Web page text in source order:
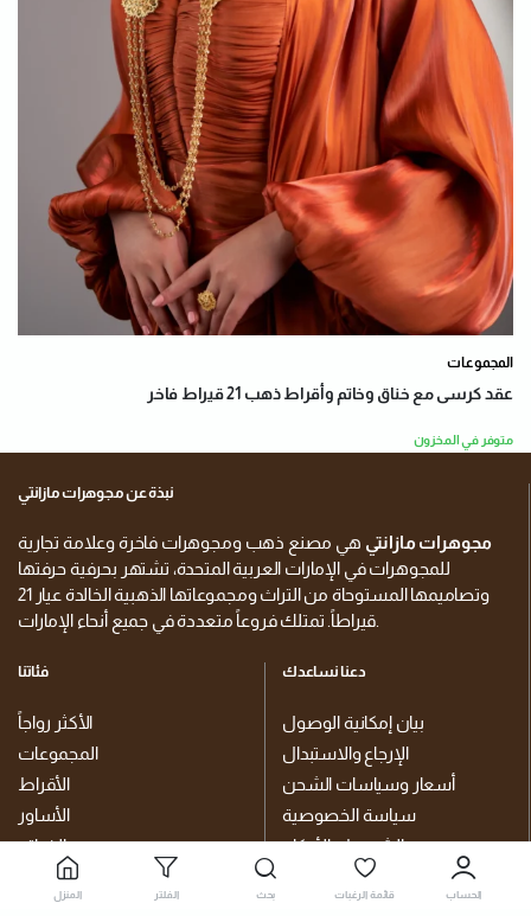
المجموعات
عقد كرسى مع خناق وخاتم وأقراط ذهب 21 قيراط فاخر
متوفر في المخزون
نبذة عن مجوهرات مازانتي
مجوهرات مازانتي هي مصنع ذهب ومجوهرات فاخرة وعلامة تجارية
للمجوهرات في الإمارات العربية المتحدة، تشتهر بحرفية حرفتها
وتصاميمها المستوحاة من التراث ومجموعاتها الذهبية الخالدة عيار 21
فئاتنا
الأكثر رواجاً
المجموعات
الأقراط
الأساور
الخواتم
خناقي
سلاسل الجسم والبطن
دعنا نساعدك
بيان إمكانية الوصول
الإرجاع والاستبدال
أسعار وسياسات الشحن
سياسة الخصوصية
الشروط والأحكام
قائمة الرغبات
المنزل الفلتر بحث قائمة الرغبات الحساب